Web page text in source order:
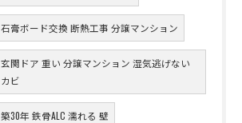
石膏ボード交換 断熱工事 分譲マンション
玄関ドア 重い 分譲マンション 湿気逃げない
カビ
築30年 鉄骨ALC 濡れる 壁